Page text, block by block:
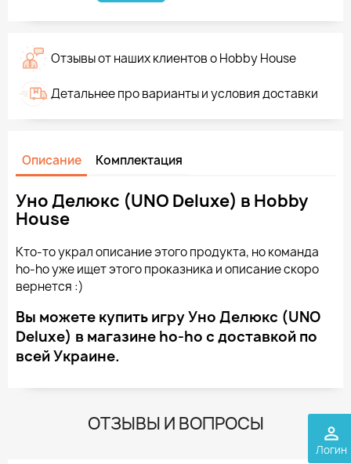
perm_identity
Логин
Отзывы от наших клиентов о Hobby House
Детальнее про варианты и условия доставки
Описание Комплектация
Уно Делюкс (UNO Deluxe) в Hobby
House
Кто-то украл описание этого продукта, но команда
ho-ho уже ищет этого проказника и описание скоро
вернется :)
Вы можете купить игру Уно Делюкс (UNO
Deluxe) в магазине ho-ho с доставкой по
всей Украине.
ОТЗЫВЫ И ВОПРОСЫ